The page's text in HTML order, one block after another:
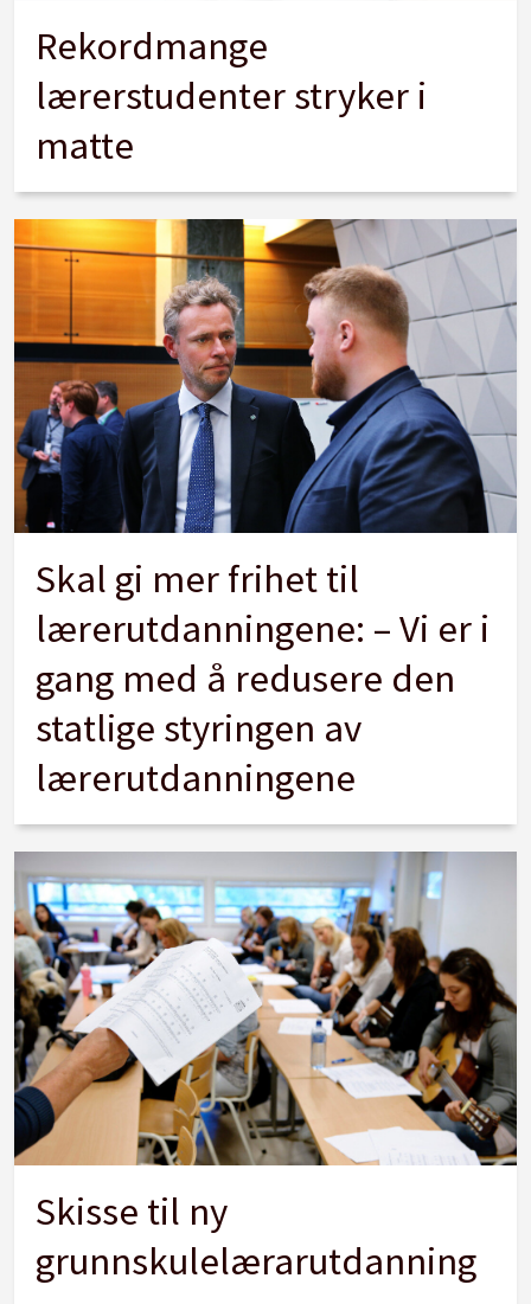
Rekordmange
lærerstudenter stryker i
matte
Skal gi mer frihet til
lærerutdanningene: – Vi er i
gang med å redusere den
statlige styringen av
lærerutdanningene
Skisse til ny
grunnskulelærarutdanning